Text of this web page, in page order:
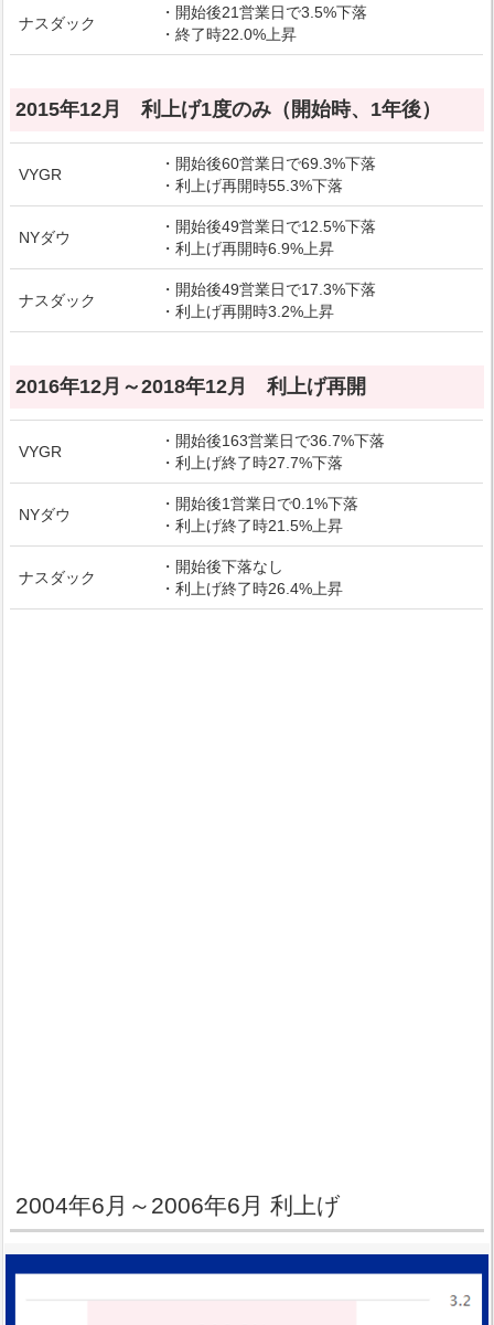
ナスダック
・開始後21営業日で3.5%下落
・終了時22.0%上昇
2015年12月 利上げ1度のみ（開始時、1年後）
VYGR
・開始後60営業日で69.3%下落
・利上げ再開時55.3%下落
NYダウ
・開始後49営業日で12.5%下落
・利上げ再開時6.9%上昇
ナスダック
・開始後49営業日で17.3%下落
・利上げ再開時3.2%上昇
2016年12月～2018年12月 利上げ再開
VYGR
・開始後163営業日で36.7%下落
・利上げ終了時27.7%下落
NYダウ
・開始後1営業日で0.1%下落
・利上げ終了時21.5%上昇
ナスダック
・開始後下落なし
・利上げ終了時26.4%上昇
2004年6月～2006年6月 利上げ